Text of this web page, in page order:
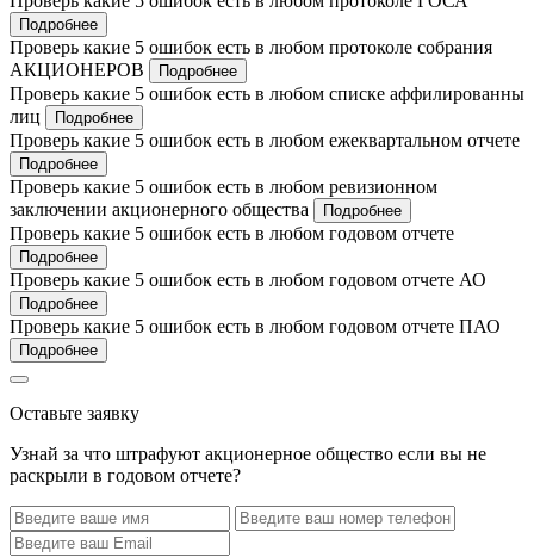
Подробнее
Проверь какие 5 ошибок есть в любом протоколе собрания
АКЦИОНЕРОВ
Подробнее
Проверь какие 5 ошибок есть в любом списке аффилированны
лиц
Подробнее
Проверь какие 5 ошибок есть в любом ежеквартальном отчете
Подробнее
Проверь какие 5 ошибок есть в любом ревизионном
заключении акционерного общества
Подробнее
Проверь какие 5 ошибок есть в любом годовом отчете
Подробнее
Проверь какие 5 ошибок есть в любом годовом отчете АО
Подробнее
Проверь какие 5 ошибок есть в любом годовом отчете ПАО
Подробнее
Оставьте заявку
Узнай за что штрафуют акционерное общество если вы не
раскрыли в годовом отчете?